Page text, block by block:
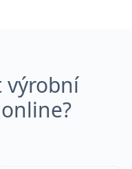
výrobní